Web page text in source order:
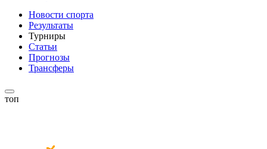
Новости спорта
Результаты
Турниры
Статьи
Прогнозы
Трансферы
топ